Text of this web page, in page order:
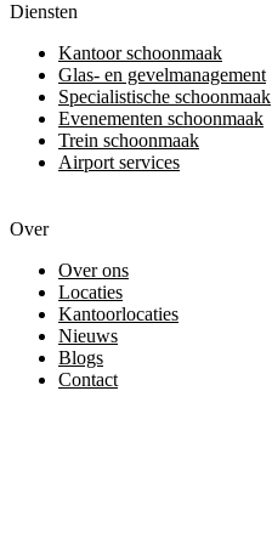
Diensten
Kantoor schoonmaak
Glas- en gevelmanagement
Specialistische schoonmaak
Evenementen schoonmaak
Trein schoonmaak
Airport services
Over
Over ons
Locaties
Kantoorlocaties
Nieuws
Blogs
Contact